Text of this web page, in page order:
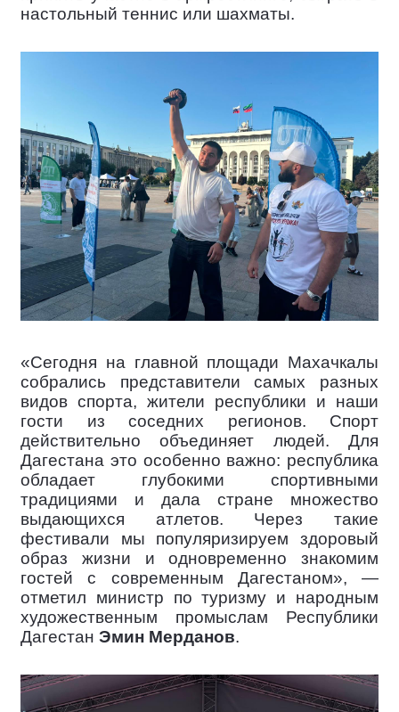
настольный теннис или шахматы.
«Сегодня на главной площади Махачкалы
собрались представители самых разных
видов спорта, жители республики и наши
гости из соседних регионов. Спорт
действительно объединяет людей. Для
Дагестана это особенно важно: республика
обладает глубокими спортивными
традициями и дала стране множество
выдающихся атлетов. Через такие
фестивали мы популяризируем здоровый
образ жизни и одновременно знакомим
гостей с современным Дагестаном», —
отметил министр по туризму и народным
художественным промыслам Республики
Дагестан Эмин Мерданов.